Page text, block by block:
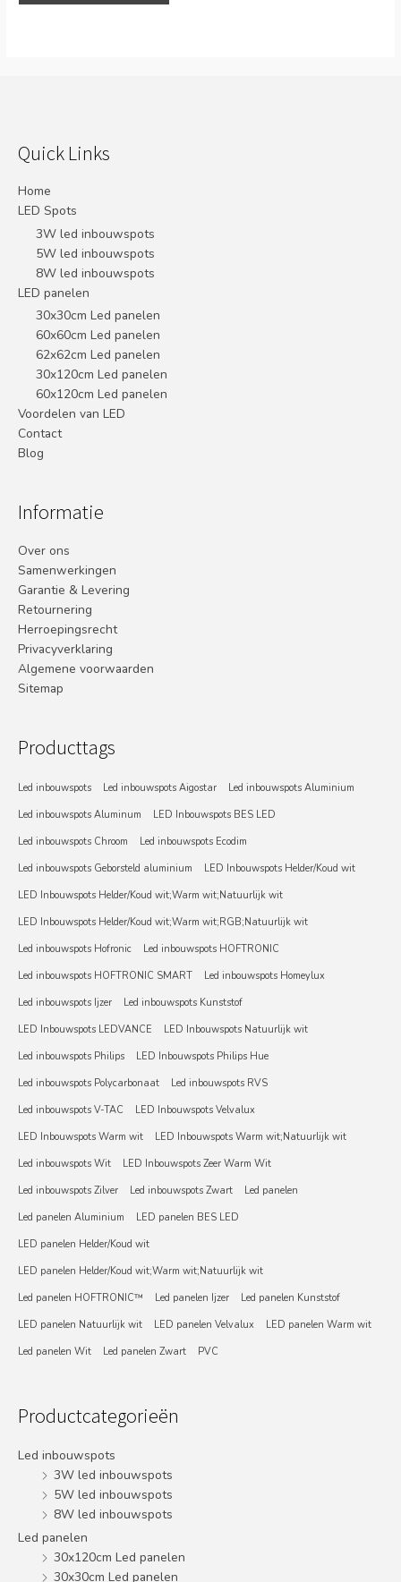
Quick Links
Home
LED Spots
3W led inbouwspots
5W led inbouwspots
8W led inbouwspots
LED panelen
30x30cm Led panelen
60x60cm Led panelen
62x62cm Led panelen
30x120cm Led panelen
60x120cm Led panelen
Voordelen van LED
Contact
Blog
Informatie
Over ons
Samenwerkingen
Garantie & Levering
Retournering
Herroepingsrecht
Privacyverklaring
Algemene voorwaarden
Sitemap
Producttags
Led inbouwspots Led inbouwspots Aigostar
Led inbouwspots Aluminium
Led inbouwspots Aluminum
LED Inbouwspots BES LED
Led inbouwspots Chroom
Led inbouwspots Ecodim
Led inbouwspots Geborsteld aluminium
LED Inbouwspots Helder/Koud wit
LED Inbouwspots Helder/Koud wit;Warm wit;Natuurlijk wit
LED Inbouwspots Helder/Koud wit;Warm wit;RGB;Natuurlijk wit
Led inbouwspots Hofronic
Led inbouwspots HOFTRONIC
Led inbouwspots HOFTRONIC SMART
Led inbouwspots Homeylux
Led inbouwspots Ijzer
Led inbouwspots Kunststof
LED Inbouwspots LEDVANCE
LED Inbouwspots Natuurlijk wit
Led inbouwspots Philips
LED Inbouwspots Philips Hue
Led inbouwspots Polycarbonaat
Led inbouwspots RVS
Led inbouwspots V-TAC
LED Inbouwspots Velvalux
LED Inbouwspots Warm wit
LED Inbouwspots Warm wit;Natuurlijk wit
Led inbouwspots Wit
LED Inbouwspots Zeer Warm Wit
Led inbouwspots Zilver
Led inbouwspots Zwart
Led panelen
Led panelen Aluminium
LED panelen BES LED
LED panelen Helder/Koud wit
LED panelen Helder/Koud wit;Warm wit;Natuurlijk wit
Led panelen HOFTRONIC™
Led panelen Ijzer
Led panelen Kunststof
LED panelen Natuurlijk wit
LED panelen Velvalux
LED panelen Warm wit
Led panelen Wit
Led panelen Zwart PVC
Productcategorieën
Led inbouwspots
3W led inbouwspots
5W led inbouwspots
8W led inbouwspots
Led panelen
30x120cm Led panelen
30x30cm Led panelen